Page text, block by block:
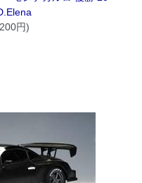
円)